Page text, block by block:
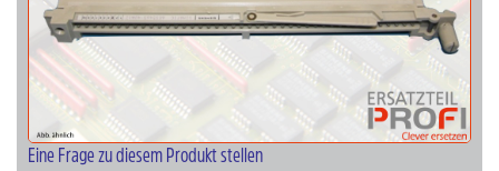
Eine Frage zu diesem Produkt stellen